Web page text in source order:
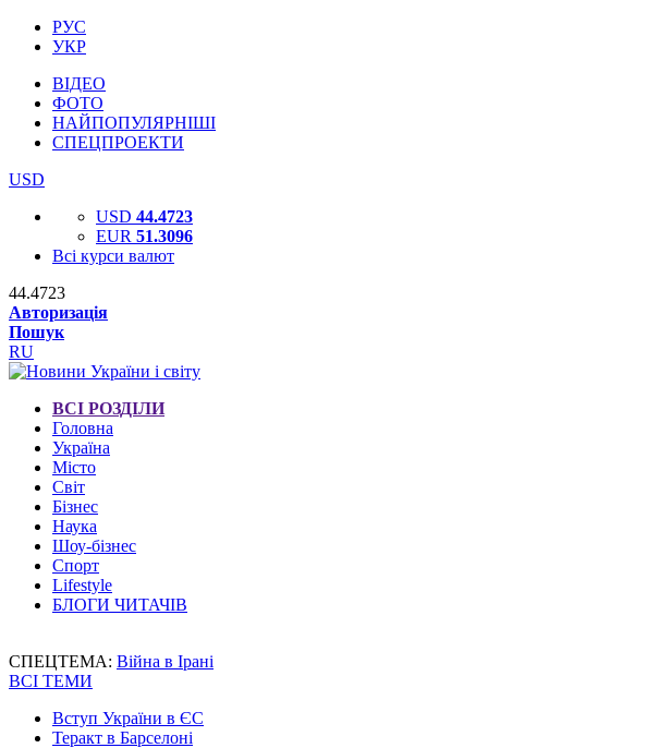
РУС
УКР
ВІДЕО
ФОТО
НАЙПОПУЛЯРНІШІ
СПЕЦПРОЕКТИ
USD
USD 44.4723
EUR 51.3096
Всі курси валют
44.4723
Авторизація
Пошук
RU
ВСІ РОЗДІЛИ
Головна
Україна
Місто
Світ
Бізнес
Наука
Шоу-бізнес
Спорт
Lifestyle
БЛОГИ ЧИТАЧІВ
СПЕЦТЕМА: Війна в Ірані
ВСІ ТЕМИ
Вступ України в ЄС
Теракт в Барселоні